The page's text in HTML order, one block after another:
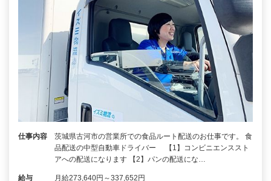
仕事内容
茨城県古河市の営業所での食品ルート配送のお仕事です。 食
品配送の中型自動車ドライバー 【1】コンビニエンススト
アへの配送になります 【2】パンの配送にな…
給与 月給273,640円～337,652円